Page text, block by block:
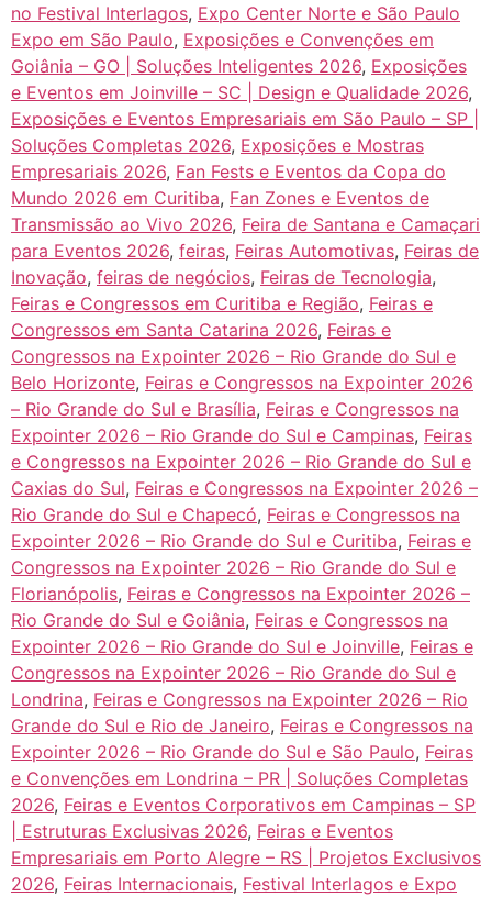
no Festival Interlagos, Expo Center Norte e São Paulo
Expo em São Paulo, Exposições e Convenções em
Goiânia – GO | Soluções Inteligentes 2026, Exposições
e Eventos em Joinville – SC | Design e Qualidade 2026,
Exposições e Eventos Empresariais em São Paulo – SP |
Soluções Completas 2026, Exposições e Mostras
Empresariais 2026, Fan Fests e Eventos da Copa do
Mundo 2026 em Curitiba, Fan Zones e Eventos de
Transmissão ao Vivo 2026, Feira de Santana e Camaçari
para Eventos 2026, feiras, Feiras Automotivas, Feiras de
Inovação, feiras de negócios, Feiras de Tecnologia,
Feiras e Congressos em Curitiba e Região, Feiras e
Congressos em Santa Catarina 2026, Feiras e
Congressos na Expointer 2026 – Rio Grande do Sul e
Belo Horizonte, Feiras e Congressos na Expointer 2026
– Rio Grande do Sul e Brasília, Feiras e Congressos na
Expointer 2026 – Rio Grande do Sul e Campinas, Feiras
e Congressos na Expointer 2026 – Rio Grande do Sul e
Caxias do Sul, Feiras e Congressos na Expointer 2026 –
Rio Grande do Sul e Chapecó, Feiras e Congressos na
Expointer 2026 – Rio Grande do Sul e Curitiba, Feiras e
Congressos na Expointer 2026 – Rio Grande do Sul e
Florianópolis, Feiras e Congressos na Expointer 2026 –
Rio Grande do Sul e Goiânia, Feiras e Congressos na
Expointer 2026 – Rio Grande do Sul e Joinville, Feiras e
Congressos na Expointer 2026 – Rio Grande do Sul e
Londrina, Feiras e Congressos na Expointer 2026 – Rio
Grande do Sul e Rio de Janeiro, Feiras e Congressos na
Expointer 2026 – Rio Grande do Sul e São Paulo, Feiras
e Convenções em Londrina – PR | Soluções Completas
2026, Feiras e Eventos Corporativos em Campinas – SP
| Estruturas Exclusivas 2026, Feiras e Eventos
Empresariais em Porto Alegre – RS | Projetos Exclusivos
2026, Feiras Internacionais, Festival Interlagos e Expo